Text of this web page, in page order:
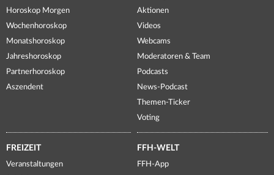
Horoskop Morgen
Wochenhoroskop
Monatshoroskop
Jahreshoroskop
Partnerhoroskop
Aszendent
Aktionen
Videos
Webcams
Moderatoren & Team
Podcasts
News-Podcast
Themen-Ticker
Voting
FREIZEIT
Veranstaltungen
FFH-WELT
FFH-App